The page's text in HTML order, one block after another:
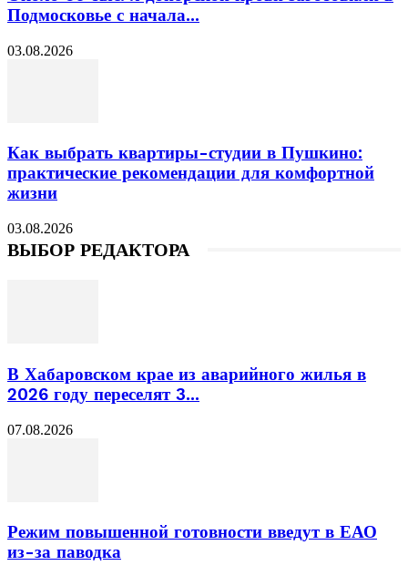
Подмосковье с начала...
03.08.2026
Как выбрать квартиры-студии в Пушкино:
практические рекомендации для комфортной
жизни
03.08.2026
ВЫБОР РЕДАКТОРА
В Хабаровском крае из аварийного жилья в
2026 году переселят 3...
07.08.2026
Режим повышенной готовности введут в ЕАО
из-за паводка